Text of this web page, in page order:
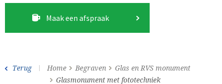
Maak een afspraak
Terug Home Begraven
Glas en RVS monument
Glasmonument met fototechniek